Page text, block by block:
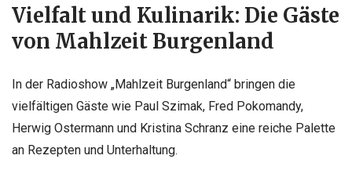
Vielfalt und Kulinarik: Die Gäste
von Mahlzeit Burgenland
In der Radioshow „Mahlzeit Burgenland“ bringen die
vielfältigen Gäste wie Paul Szimak, Fred Pokomandy,
Herwig Ostermann und Kristina Schranz eine reiche Palette
an Rezepten und Unterhaltung.